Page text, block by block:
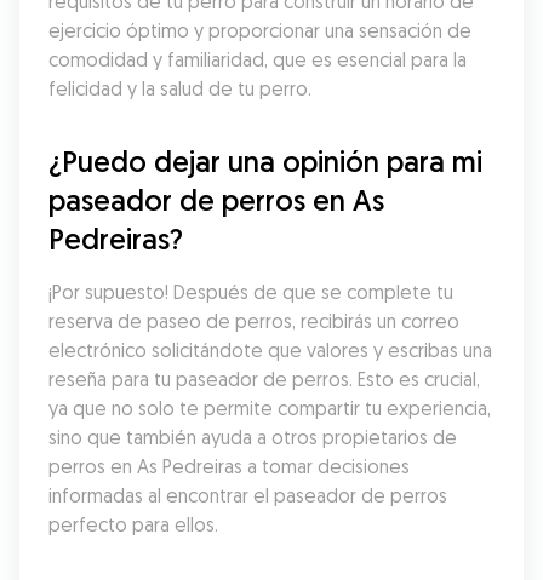
ejercicio óptimo y proporcionar una sensación de
comodidad y familiaridad, que es esencial para la
felicidad y la salud de tu perro.
¿Puedo dejar una opinión para mi
paseador de perros en As
Pedreiras?
¡Por supuesto! Después de que se complete tu
reserva de paseo de perros, recibirás un correo
electrónico solicitándote que valores y escribas una
reseña para tu paseador de perros. Esto es crucial,
ya que no solo te permite compartir tu experiencia,
sino que también ayuda a otros propietarios de
perros en As Pedreiras a tomar decisiones
informadas al encontrar el paseador de perros
perfecto para ellos.